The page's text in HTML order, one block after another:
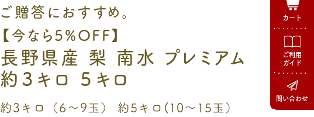
カート
ご利用
ガイド
問い合わせ
ご贈答におすすめ。
【今なら5%OFF】
長野県産 梨 南水 プレミアム
約３キロ ５キロ
約3キロ（6～9玉） 約5キロ(10～15玉）